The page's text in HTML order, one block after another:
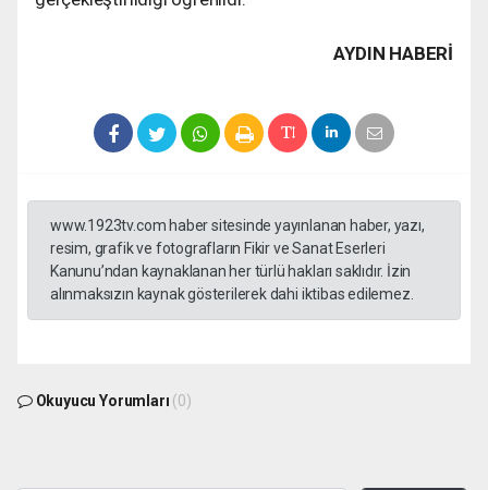
AYDIN HABERİ
www.1923tv.com haber sitesinde yayınlanan haber, yazı,
resim, grafik ve fotografların Fikir ve Sanat Eserleri
Kanunu’ndan kaynaklanan her türlü hakları saklıdır. İzin
alınmaksızın kaynak gösterilerek dahi iktibas edilemez.
Okuyucu Yorumları (0)